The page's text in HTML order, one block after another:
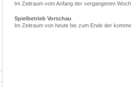
Im Zeitraum vom Anfang der vergangenen
Spielbetrieb Vorschau
Im Zeitraum von heute bis zum Ende der